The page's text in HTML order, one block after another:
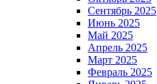
Сентябрь 2025
Июнь 2025
Май 2025
Апрель 2025
Март 2025
Февраль 2025